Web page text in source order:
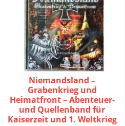
Niemandsland –
Grabenkrieg und
Heimatfront – Abenteuer-
und Quellenband für
Kaiserzeit und 1. Weltkrieg